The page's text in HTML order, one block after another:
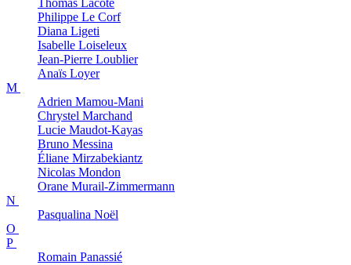
Thomas Lacôte
Philippe Le Corf
Diana Ligeti
Isabelle Loiseleux
Jean-Pierre Loublier
Anaïs Loyer
M
Adrien Mamou-Mani
Chrystel Marchand
Lucie Maudot-Kayas
Bruno Messina
Éliane Mirzabekiantz
Nicolas Mondon
Orane Murail-Zimmermann
N
Pasqualina Noël
O
P
Romain Panassié